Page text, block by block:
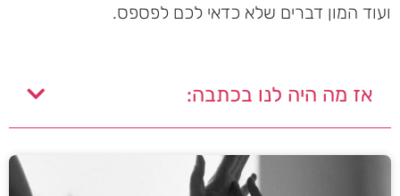
ועוד המון דברים שלא כדאי לכם לפספס.
אז מה היה לנו בכתבה: